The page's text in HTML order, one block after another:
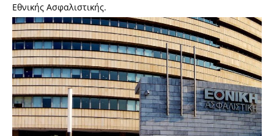
Εθνικής Ασφαλιστικής.